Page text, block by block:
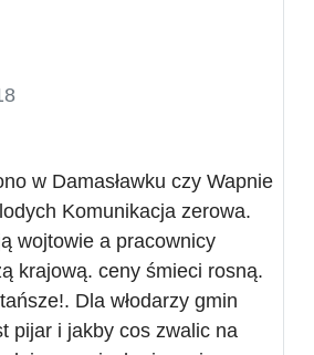
w Damasławku czy Wapnie
Komunikacja zerowa.
wojtowie a pracownicy
krajową. ceny śmieci rosną.
Dla włodarzy gmin
pijar i jakby cos zwalic na